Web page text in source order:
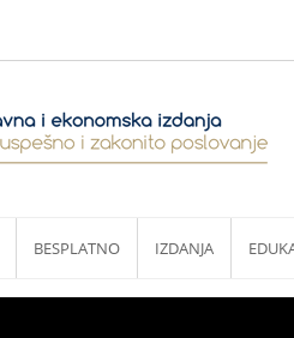
BESPLATNO IZDANJA